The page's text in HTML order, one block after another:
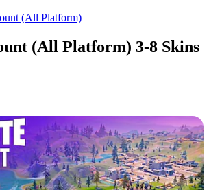
(All Platform)
(All Platform) 3-8 Skins